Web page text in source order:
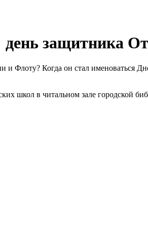
защитника
Флоту? Когда он стал именоваться
школ в читальном зале городской